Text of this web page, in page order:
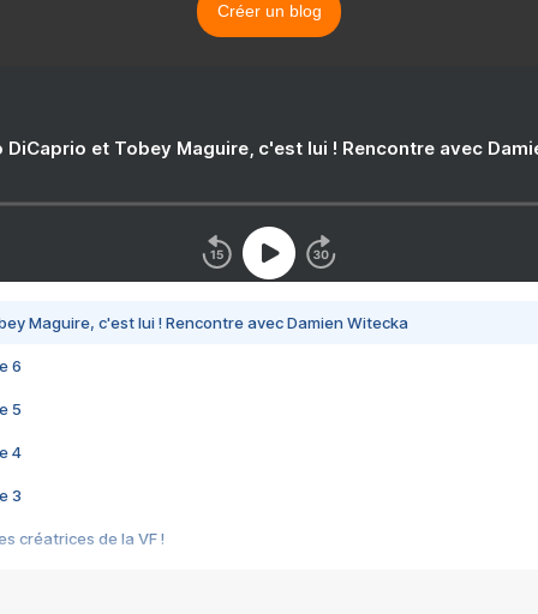
Créer un blog
DiCaprio et Tobey Maguire, c'est lui ! Rencontre avec
Maguire, c'est lui ! Rencontre avec Damien Witecka
6
5
4
3
créatrices de la VF !